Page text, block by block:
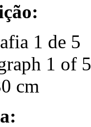
1 de 5
1 of 5
cm